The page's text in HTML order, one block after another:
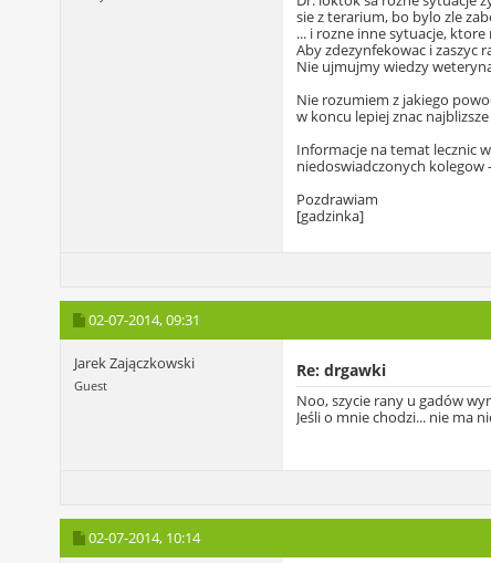
sie z terarium, bo bylo zle
... i rozne inne sytuacje,
Aby zdezynfekowac i zaszyc
Nie ujmujmy wiedzy
Nie rozumiem z jakiego
w koncu lepiej znac
Informacje na temat lecznic
niedoswiadczonych kolegow
Pozdrawiam
[gadzinka]
02-07-2014,09:31
Jarek Zajączkowski
Guest
Re: drgawki
Noo, szycie rany u gadów
Jeśli o mnie chodzi... nie ma
02-07-2014, 10:14